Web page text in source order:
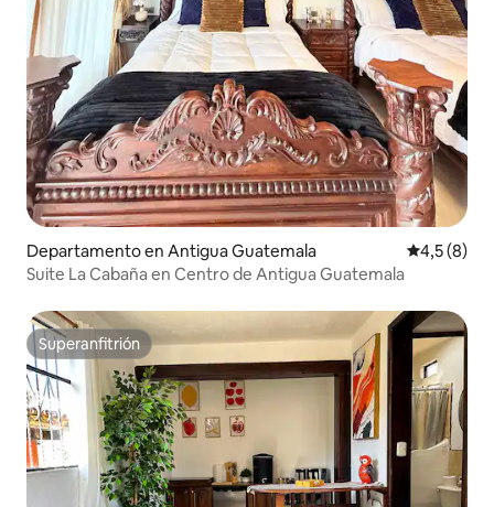
Departamento en Antigua Guatemala
4,5 (8)
Suite La Cabaña en Centro de Antigua Guatemala
Superanfitrión
Superanfitrión